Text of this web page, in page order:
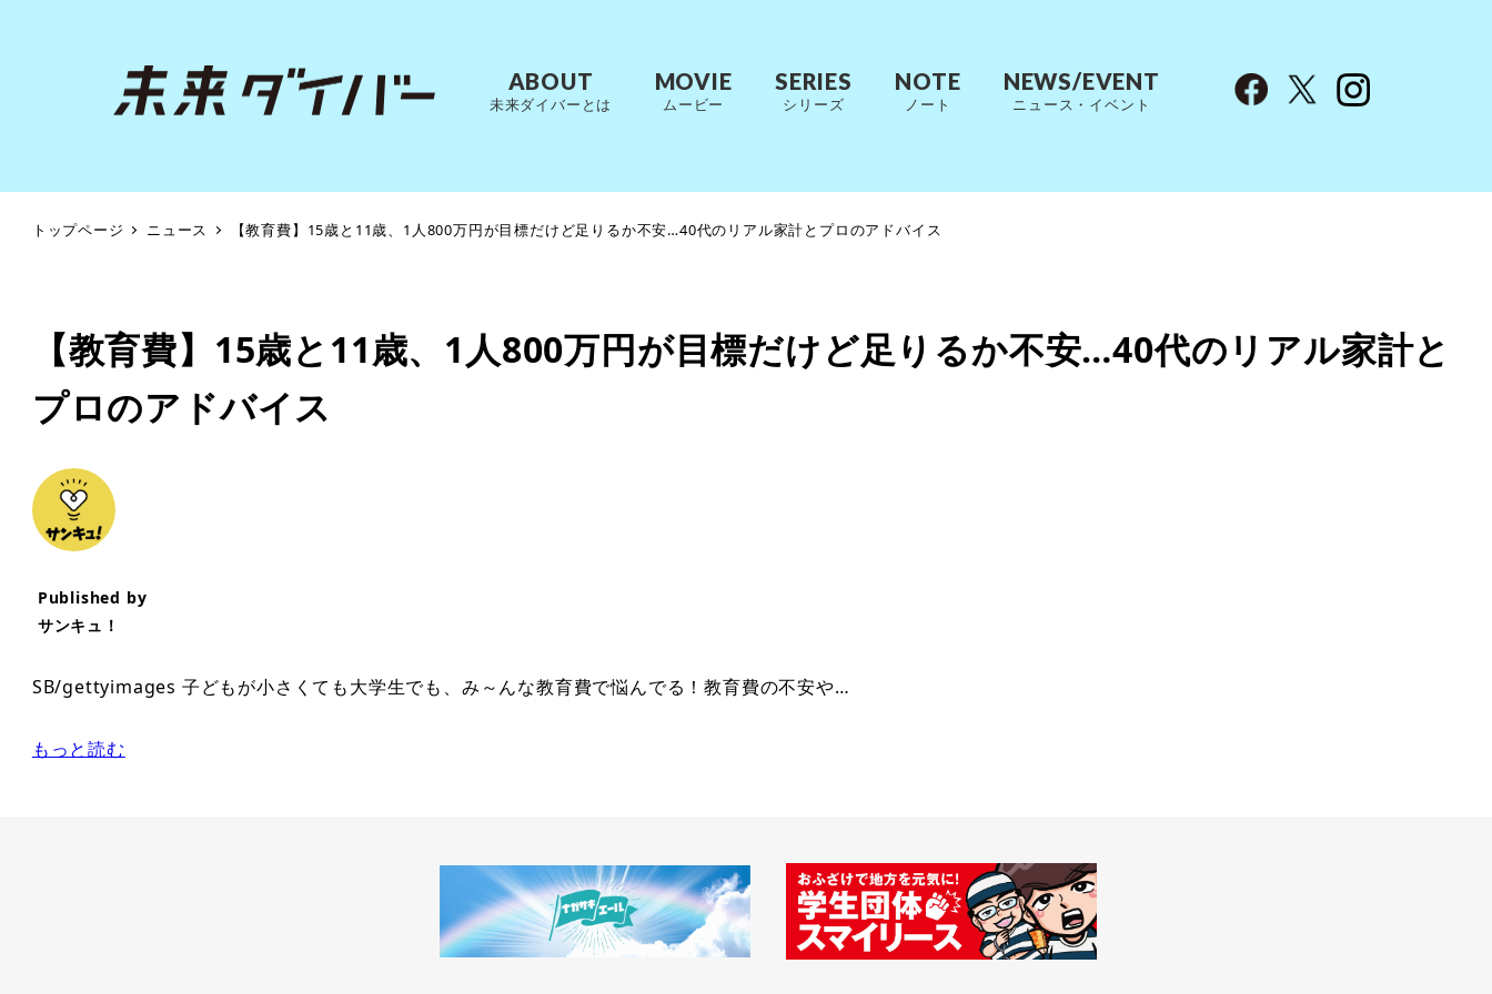
ABOUT
未来ダイバーとは
MOVIE
ムービー
SERIES
シリーズ
NOTE
ノート
NEWS/EVENT
ニュース・イベント
トップページ ニュース 【教育費】15歳と11歳、1人800万円が目標だけど足りるか不安…40代のリアル家計とプロのアドバイス
【教育費】15歳と11歳、1人800万円が目標だけど足りるか不安…40代のリアル家計と
プロのアドバイス
Published by
サンキュ！
SB/gettyimages 子どもが小さくても大学生でも、み～んな教育費で悩んでる！教育費の不安や…
もっと読む